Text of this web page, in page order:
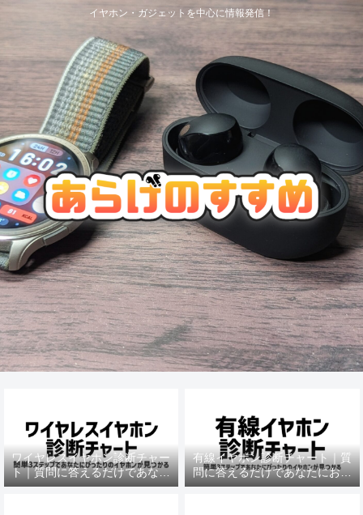
イヤホン・ガジェットを中心に情報発信！
ワイヤレスイヤホン診断チャー
ト｜質問に答えるだけであなた
におすすめの機種がわかる
有線イヤホン診断チャート｜質
問に答えるだけであなたにおす
すめの機種がわかる